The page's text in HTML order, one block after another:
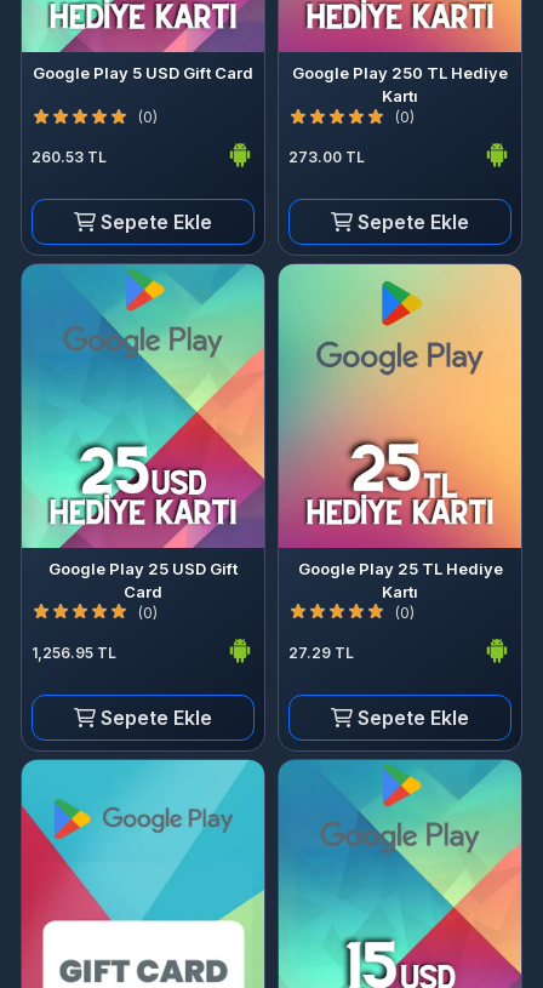
Google Play 5 USD Gift Card
(0)
260.53 TL
Sepete Ekle
Google Play 250 TL Hediye
Kartı
(0)
273.00 TL
Sepete Ekle
Google Play 25 USD Gift
Card
(0)
1,256.95 TL
Sepete Ekle
Google Play 25 TL Hediye
Kartı
(0)
27.29 TL
Sepete Ekle